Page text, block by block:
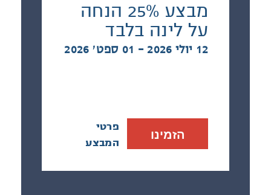
מבצע 25% הנחה
על לינה בלבד
12 יולי 2026 - 01 ספט׳ 2026
הזמינו
פרטי
המבצע